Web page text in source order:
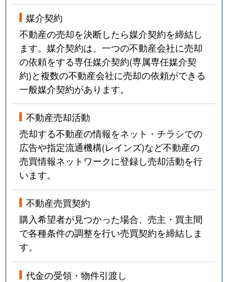
媒介契約
不動産の売却を決断したら媒介契約を締結し
ます。媒介契約は、一つの不動産会社に売却
の依頼をする専任媒介契約(専属専任媒介契
約)と複数の不動産会社に売却の依頼ができる
一般媒介契約があります。
不動産売却活動
売却する不動産の情報をネット・チラシでの
広告や指定流通機構(レインズ)など不動産の
売買情報ネットワークに登録し売却活動を行
います。
不動産売買契約
購入希望者が見つかった場合、売主・買主間
で各種条件の調整を行い売買契約を締結しま
す。
代金の受領・物件引渡し